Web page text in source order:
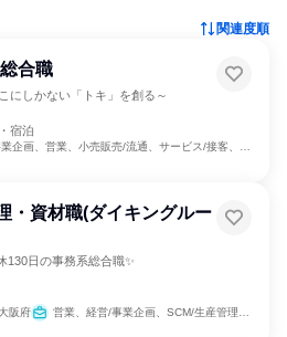
関連度順
合職
しかない「トキ」を創る～
宿泊
売/流通、サービス/接客、SCM/生産管理/購買/物流、経理/税務/財務、人事、法務/知財、IT、組織運営管理・公務員・事務系職種、商品企画、マーケティング・広告・宣伝
・資材職(ダイキングルー
130日の事務系総合職✨
阪府 営業、経営/事業企画、SCM/生産管理/購買/物流、人事、総務